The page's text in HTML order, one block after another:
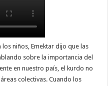
niños, Emektar dijo que las
sobre la importancia del
en nuestro país, el kurdo no
colectivas. Cuando los